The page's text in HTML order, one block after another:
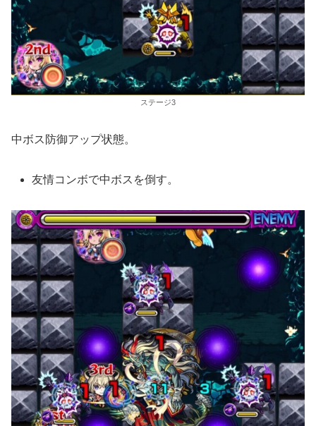
ステージ3
中ボス防御アップ状態。
友情コンボで中ボスを倒す。